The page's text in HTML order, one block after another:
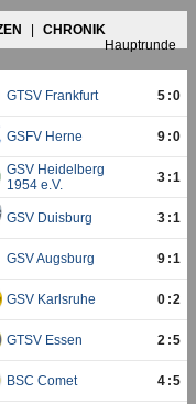
|
CHRONIK
Hauptrunde
GTSV Frankfurt 5:0
GSFV Herne 9:0
GSV Heidelberg
1954 e.V.
3:1
GSV Duisburg 3:1
GSV Augsburg 9:1
GSV Karlsruhe 0:2
GTSV Essen 2:5
BSC Comet 4:5